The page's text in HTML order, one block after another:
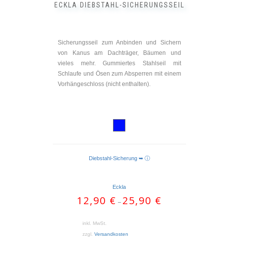
ECKLA DIEBSTAHL-SICHERUNGSSEIL
Sicherungsseil zum Anbinden und Sichern
von Kanus am Dachträger, Bäumen und
vieles mehr. Gummiertes Stahlseil mit
Schlaufe und Ösen zum Absperren mit einem
Vorhängeschloss (nicht enthalten).
Diebstahl-Sicherung ➥ ⓘ
Eckla
12,90 € – 25,90 €
inkl. MwSt.
zzgl. Versandkosten